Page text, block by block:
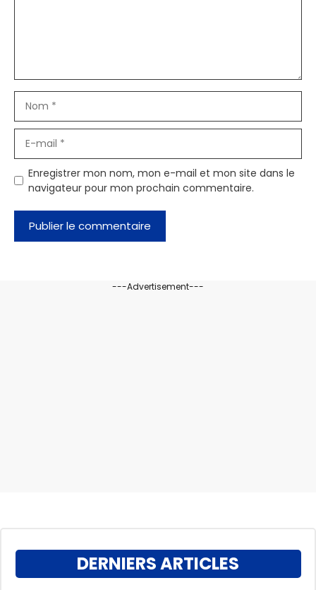
mail
Enregistrer mon nom, mon e-mail et mon site dans le
navigateur pour mon prochain commentaire.
---Advertisement---
DERNIERS ARTICLES